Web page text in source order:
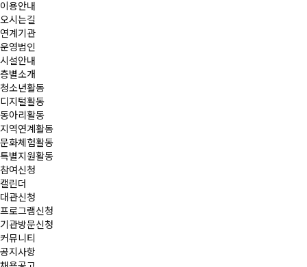
이용안내
오시는길
연계기관
운영법인
시설안내
층별소개
청소년활동
디지털활동
동아리활동
지역연계활동
문화체험활동
특별지원활동
참여신청
캘린더
대관신청
프로그램신청
기관방문신청
커뮤니티
공지사항